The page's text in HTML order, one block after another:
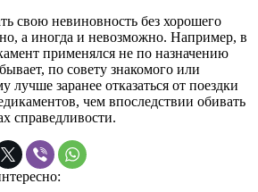
свою невиновность без хорошего
а иногда и невозможно. Например, в
применялся не по назначению
по совету знакомого или
лучше заранее отказаться от поездки
чем впоследствии обивать
справедливости.